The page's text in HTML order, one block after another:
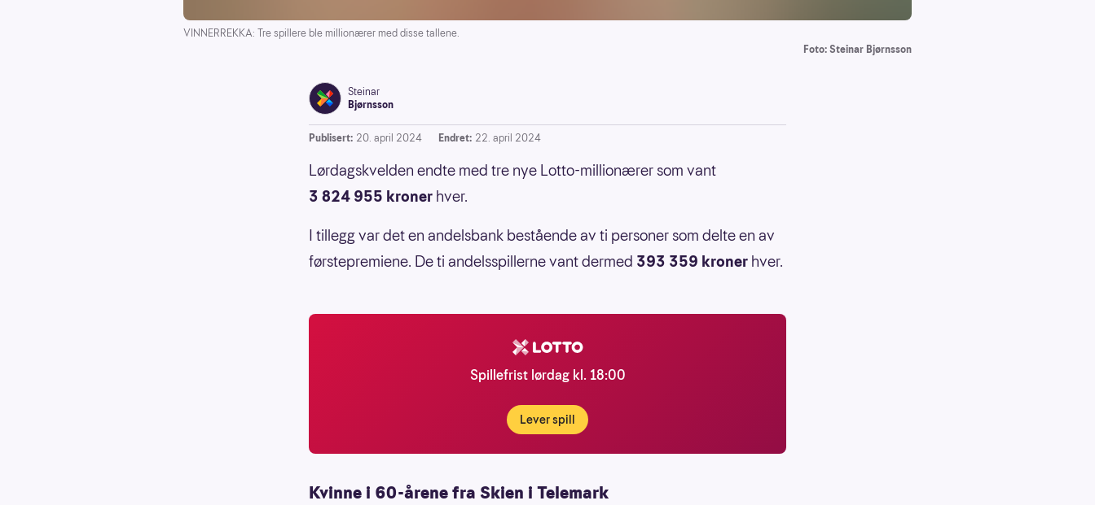
VINNERREKKA: Tre spillere ble millionærer med disse tallene.
Foto: Steinar Bjørnsson
Steinar
Bjørnsson
Publisert: 20. april 2024 Endret: 22. april 2024
Lørdagskvelden endte med tre nye Lotto-millionærer som vant
3 824 955 kroner hver.
I tillegg var det en andelsbank bestående av ti personer som delte en av
førstepremiene. De ti andelsspillerne vant dermed 393 359 kroner hver.
Spillefrist lørdag kl. 18:00
Lever spill
Kvinne i 60-årene fra Skien i Telemark